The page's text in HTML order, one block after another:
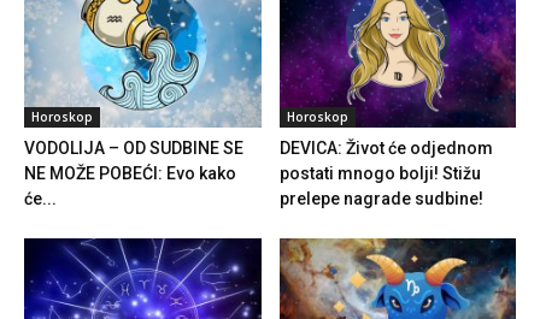
Horoskop
VODOLIJA – OD SUDBINE SE
NE MOŽE POBEĆI: Evo kako
će...
Horoskop
DEVICA: Život će odjednom
postati mnogo bolji! Stižu
prelepe nagrade sudbine!